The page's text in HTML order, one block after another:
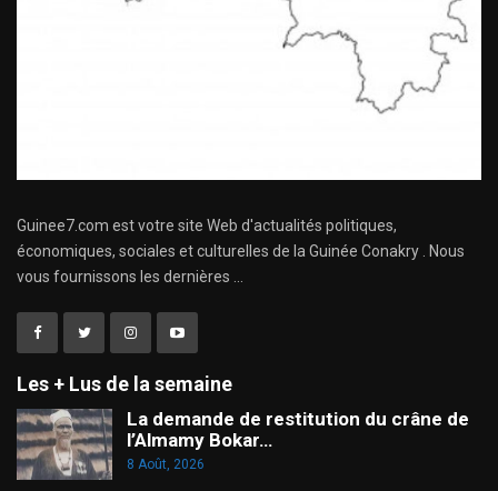
Guinee7.com est votre site Web d'actualités politiques,
économiques, sociales et culturelles de la Guinée Conakry . Nous
vous fournissons les dernières ...
Les + Lus de la semaine
La demande de restitution du crâne de
l’Almamy Bokar…
8 Août, 2026